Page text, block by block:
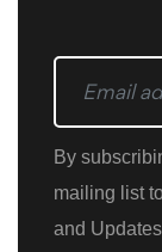
By
mailing list
and Updates